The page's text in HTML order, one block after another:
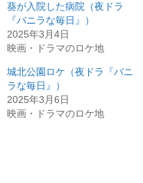
葵が入院した病院（夜ドラ
『バニラな毎日』）
2025年3月4日
映画・ドラマのロケ地
城北公園ロケ（夜ドラ『バニ
ラな毎日』）
2025年3月6日
映画・ドラマのロケ地